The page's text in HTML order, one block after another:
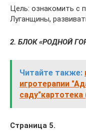
Цель: ознакомить с
Луганщины,
2. БЛОК «РОДНОЙ
Читайте также:
игротерапии
Страница 5.